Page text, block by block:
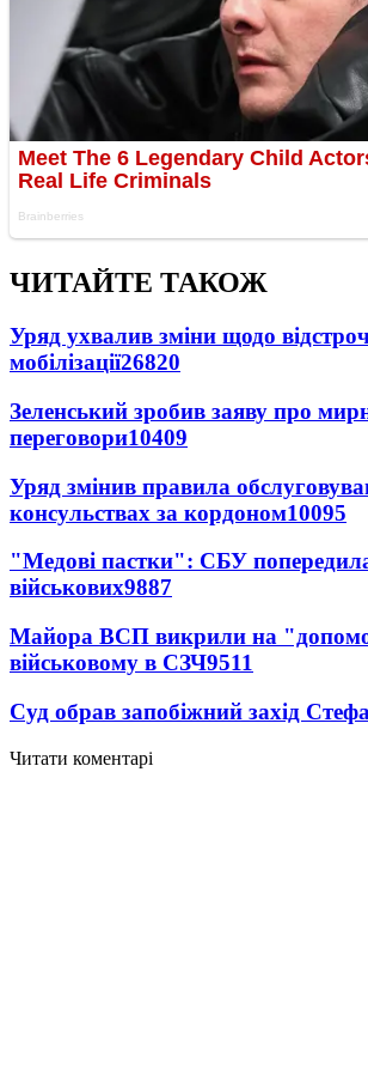
ЧИТАЙТЕ ТАКОЖ
Уряд ухвалив зміни щодо
мобілізації26820
Зеленський зробив заяву про
переговори10409
Уряд змінив правила
консульствах за кордоном10095
"Медові пастки": СБУ
військових9887
Майора ВСП викрили на
військовому в СЗЧ9511
Суд обрав запобіжний захід
Читати коментарі